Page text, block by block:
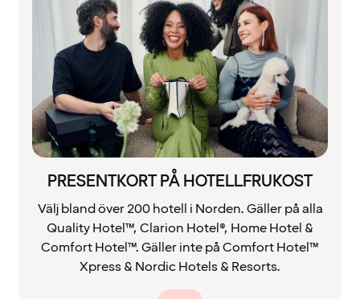
PRESENTKORT PÅ HOTELLFRUKOST
Välj bland över 200 hotell i Norden. Gäller på alla
Quality Hotel™, Clarion Hotel®, Home Hotel &
Comfort Hotel™. Gäller inte på Comfort Hotel™
Xpress & Nordic Hotels & Resorts.